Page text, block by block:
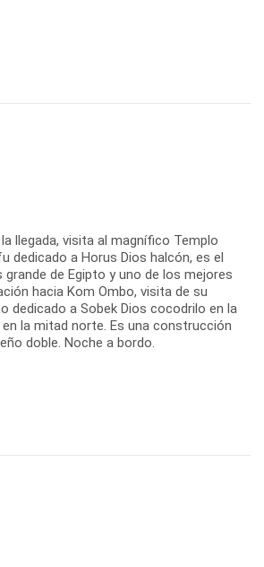
llegada, visita al magnífico Templo
dedicado a Horus Dios halcón, es el
de Egipto y uno de los mejores
hacia Kom Ombo, visita de su
dedicado a Sobek Dios cocodrilo en la
la mitad norte. Es una construcción
doble. Noche a bordo.